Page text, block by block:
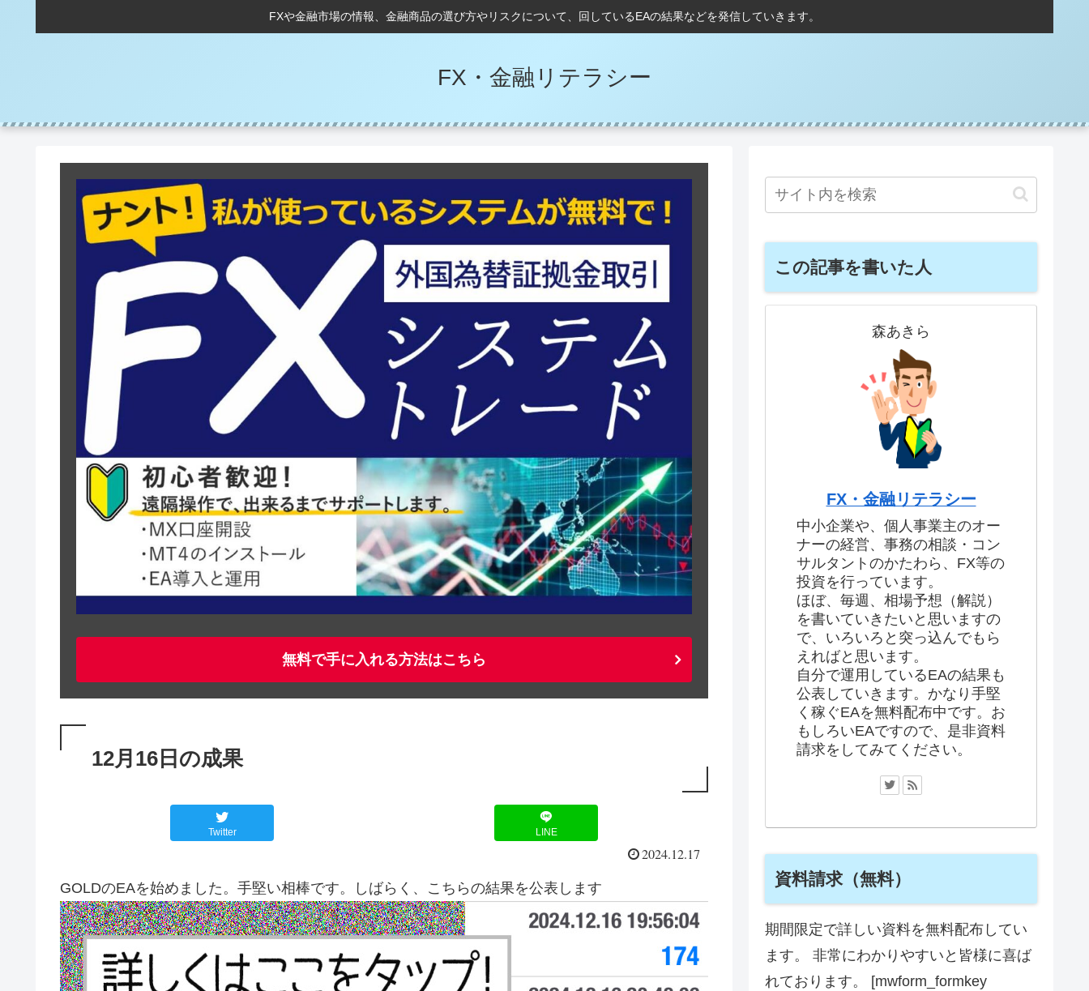
FXや金融市場の情報、金融商品の選び方やリスクについて、回しているEAの結果などを発信していきます。
FX・金融リテラシー
無料で手に入れる方法はこちら
12月16日の成果
Twitter LINE
2024.12.17
GOLDのEAを始めました。手堅い相棒です。しばらく、こちらの結果を公表します
この記事を書いた人
森あきら
FX・金融リテラシー
中小企業や、個人事業主のオー
ナーの経営、事務の相談・コン
サルタントのかたわら、FX等の
投資を行っています。
ほぼ、毎週、相場予想（解説）
を書いていきたいと思いますの
で、いろいろと突っ込んでもら
えればと思います。
自分で運用しているEAの結果も
公表していきます。かなり手堅
く稼ぐEAを無料配布中です。お
もしろいEAですので、是非資料
請求をしてみてください。
資料請求（無料）
期間限定で詳しい資料を無料配布してい
ます。 非常にわかりやすいと皆様に喜ば
れております。 [mwform_formkey